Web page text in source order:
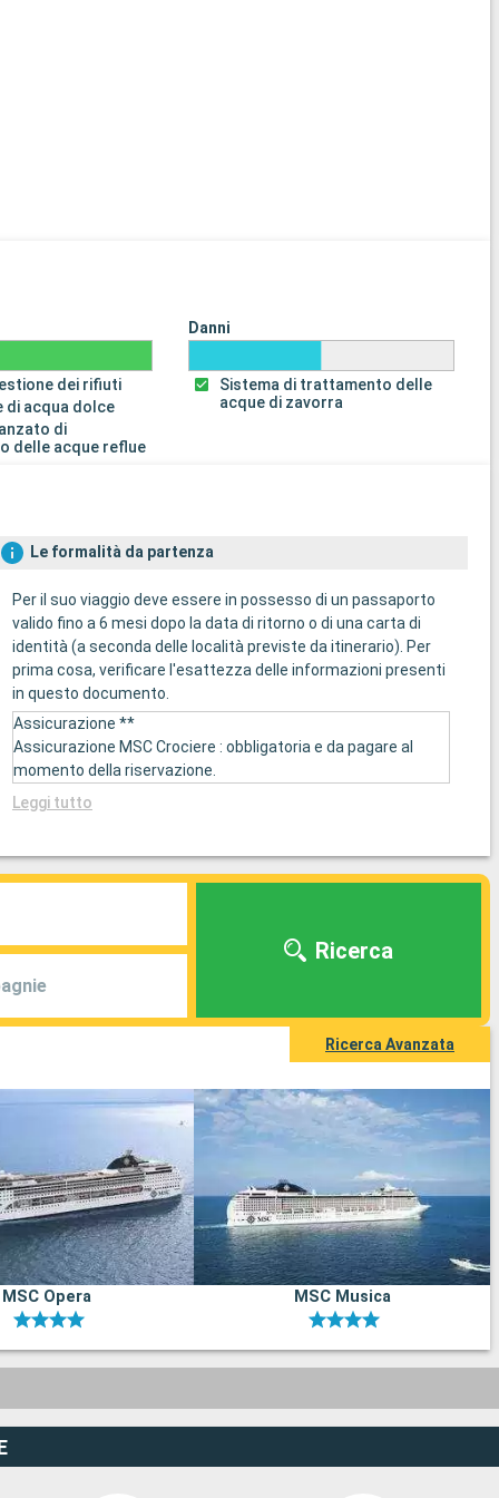
dei rifiuti
di acqua dolce
di
delle acque reflue
Danni
Sistema di trattamento delle
acque di zavorra
Le formalità da partenza
Per il suo viaggio deve essere in possesso di un passaporto
valido fino a 6 mesi dopo la data di ritorno o di una carta di
identità (a seconda delle località previste da itinerario). Per
prima cosa, verificare l'esattezza delle informazioni presenti
in questo documento.
Assicurazione **
Assicurazione MSC Crociere : obbligatoria e da pagare al
momento della riservazione.
Leggi tutto
Ricerca
Ricerca Avanzata
MSC Opera MSC Musica